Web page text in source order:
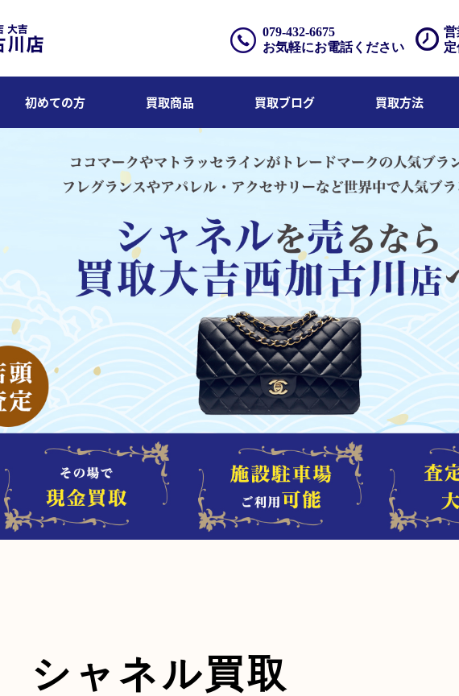
営
079-432-6675
お気軽にお電話ください
初めての方 買取商品 買取ブログ 買取方法
シャネル買取